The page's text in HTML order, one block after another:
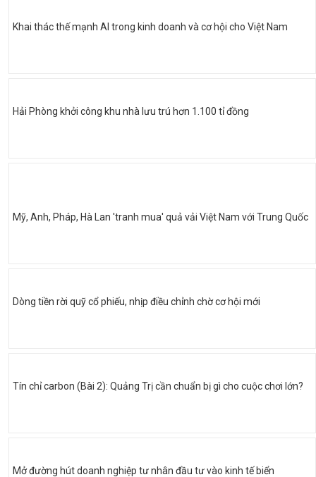
Khai thác thế mạnh AI trong kinh doanh và cơ hội cho Việt Nam
Hải Phòng khởi công khu nhà lưu trú hơn 1.100 tỉ đồng
Mỹ, Anh, Pháp, Hà Lan 'tranh mua' quả vải Việt Nam với Trung Quốc
Dòng tiền rời quỹ cổ phiếu, nhịp điều chỉnh chờ cơ hội mới
Tín chỉ carbon (Bài 2): Quảng Trị cần chuẩn bị gì cho cuộc chơi lớn?
Mở đường hút doanh nghiệp tư nhân đầu tư vào kinh tế biển